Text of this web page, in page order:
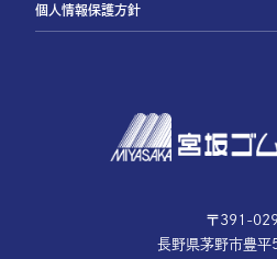
〒391-
長野県茅野市豊平
個人情報保護方針